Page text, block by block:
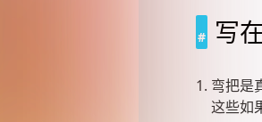
写
弯把是
这些如